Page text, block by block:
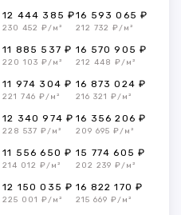
12 444 385 ₽
230 452 ₽/м²
16 593 065 ₽
212 732 ₽/м²
11 885 537 ₽
220 103 ₽/м²
16 570 905 ₽
212 448 ₽/м²
11 974 304 ₽
221 746 ₽/м²
16 873 024 ₽
216 321 ₽/м²
12 340 974 ₽
228 537 ₽/м²
16 356 206 ₽
209 695 ₽/м²
11 556 650 ₽
214 012 ₽/м²
15 774 605 ₽
202 239 ₽/м²
12 150 035 ₽
225 001 ₽/м²
16 822 170 ₽
215 669 ₽/м²